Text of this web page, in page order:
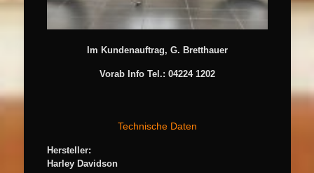
Im Kundenauftrag, G. Bretthauer
Vorab Info Tel.: 04224 1202
Technische Daten
Hersteller:
Harley Davidson